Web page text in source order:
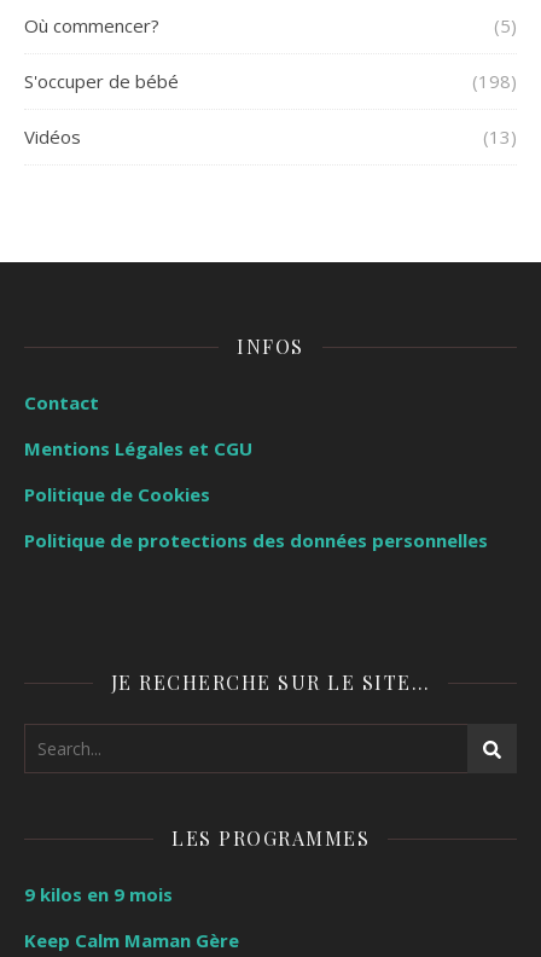
Où commencer? (5)
S'occuper de bébé (198)
Vidéos (13)
INFOS
Contact
Mentions Légales et CGU
Politique de Cookies
Politique de protections des données personnelles
JE RECHERCHE SUR LE SITE…
LES PROGRAMMES
9 kilos en 9 mois
Keep Calm Maman Gère